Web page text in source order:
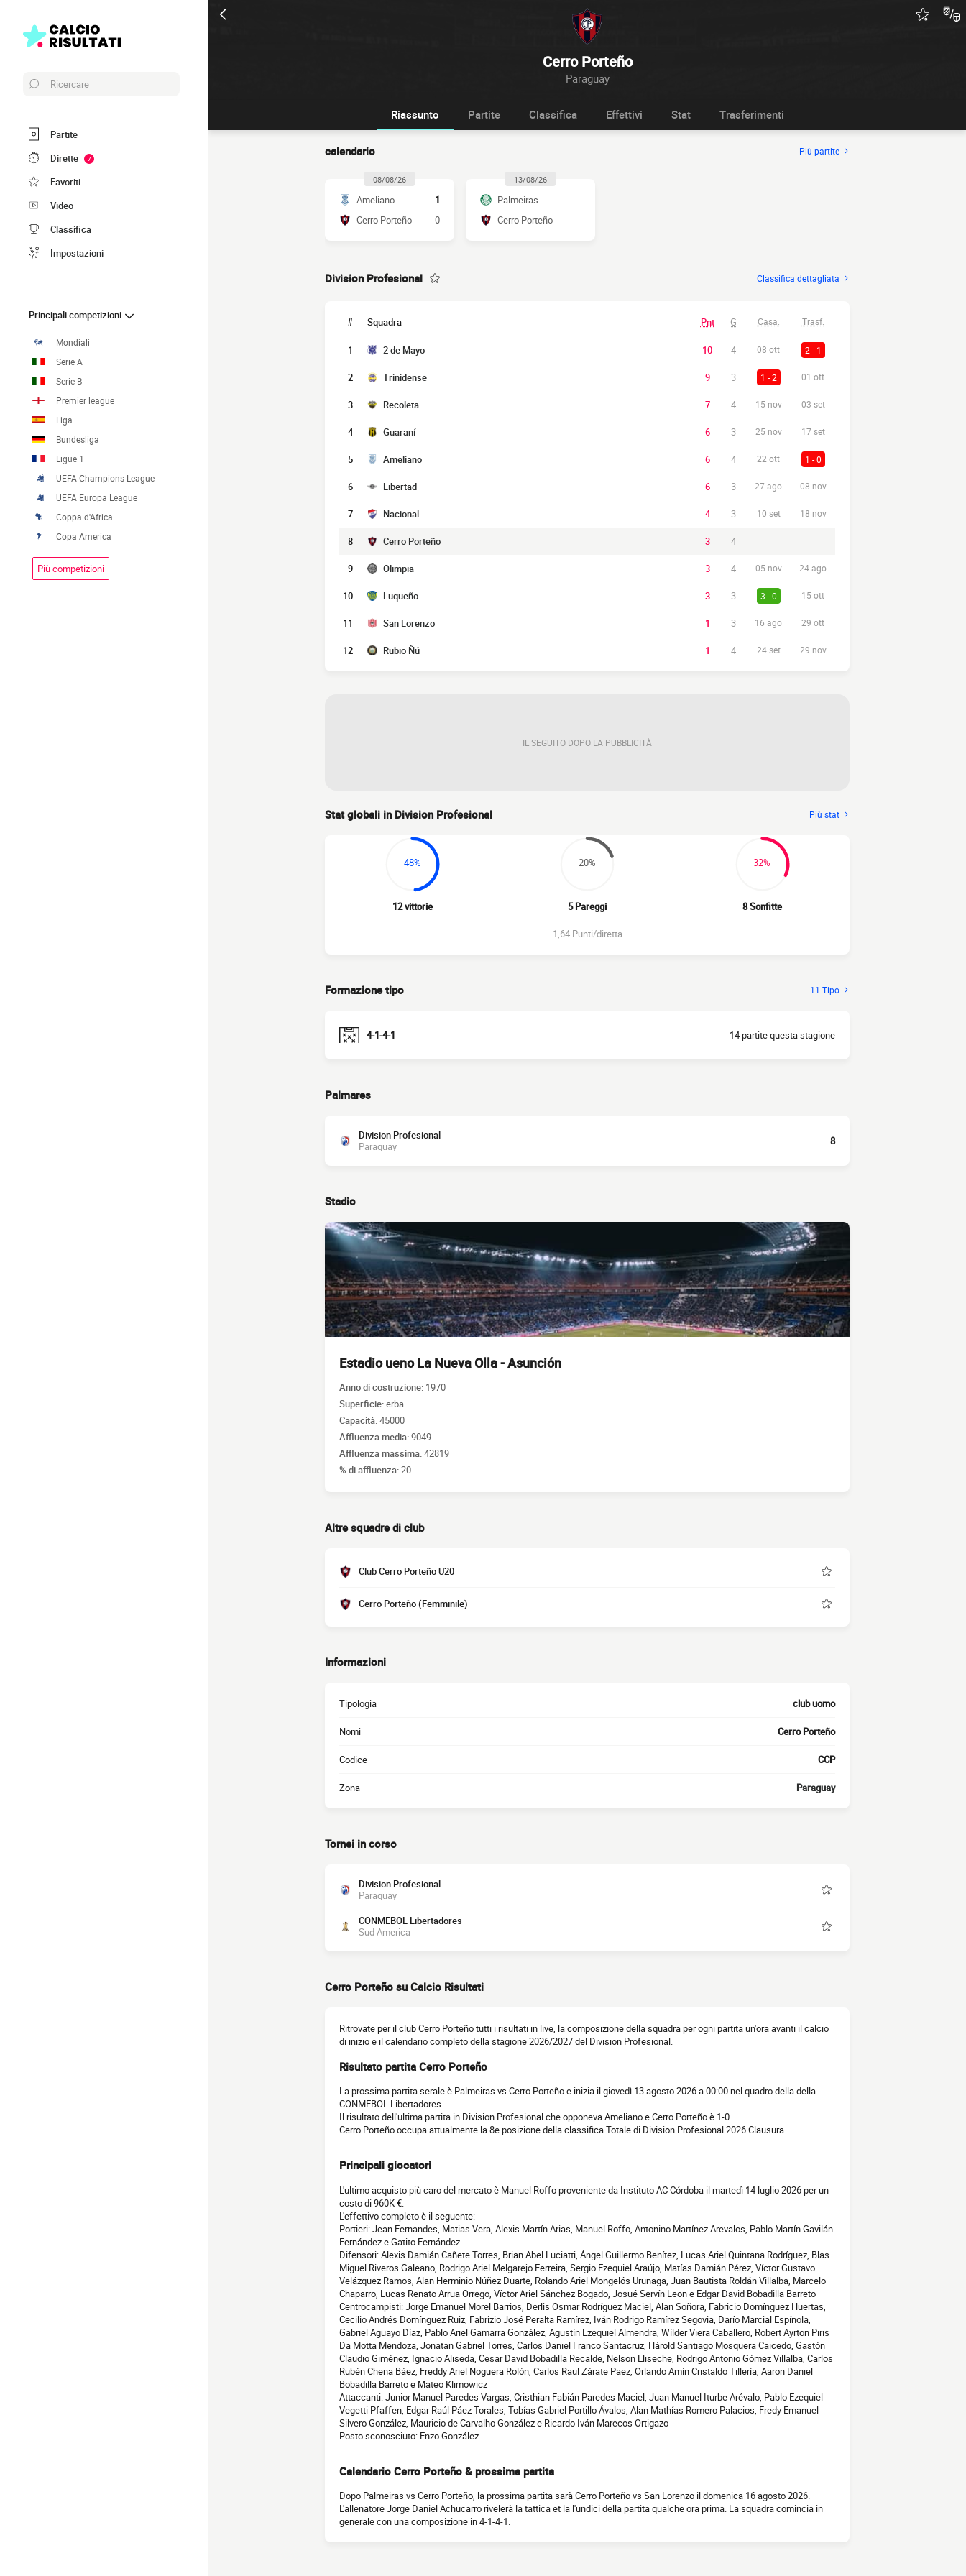
Cerro Porteño
Paraguay
Ricercare
Partite
Dirette
7
Favoriti
Video
Classifica
Impostazioni
Principali competizioni
Mondiali
Serie A
Serie B
Premier league
Liga
Bundesliga
Ligue 1
UEFA Champions League
UEFA Europa League
Coppa d'Africa
Copa America
Più competizioni
Riassunto Partite Classifica Effettivi Stat Trasferimenti
calendario Più partite
08/08/26
Ameliano
1
Cerro Porteño
0
13/08/26
Palmeiras
Cerro Porteño
Division Profesional Classifica dettagliata
# Squadra Pnt G Casa. Trasf.
1 2 de Mayo 10 4 08 ott 2 - 1
2 Trinidense 9 3 1 - 2 01 ott
3 Recoleta 7 4 15 nov 03 set
4 Guaraní 6 3 25 nov 17 set
5 Ameliano 6 4 22 ott 1 - 0
6 Libertad 6 3 27 ago 08 nov
7 Nacional 4 3 10 set 18 nov
8 Cerro Porteño 3 4
9 Olimpia 3 4 05 nov 24 ago
10 Luqueño 3 3 3 - 0 15 ott
11 San Lorenzo 1 3 16 ago 29 ott
12 Rubio Ñú 1 4 24 set 29 nov
IL SEGUITO DOPO LA PUBBLICITÀ
Stat globali in Division Profesional Più stat
48%
12 vittorie
20%
5 Pareggi
32%
8 Sonfitte
1,64 Punti/diretta
Formazione tipo 11 Tipo
4-1-4-1 14 partite questa stagione
Palmares
Division Profesional
Paraguay
8
Stadio
Estadio ueno La Nueva Olla - Asunción
Anno di costruzione: 1970
Superficie:erba
Capacità:45000
Affluenza media:9049
Affluenza massima:42819
% di affluenza:20
Altre squadre di club
Club Cerro Porteño U20
Cerro Porteño (Femminile)
Informazioni
Tipologia club uomo
Nomi Cerro Porteño
Codice CCP
Zona Paraguay
Tornei in corso
Division Profesional
Paraguay
CONMEBOL Libertadores
Sud America
Cerro Porteño su Calcio Risultati
Ritrovate per il club Cerro Porteño tutti i risultati in live, la composizione della squadra per ogni partita un'ora avanti il calcio
di inizio e il calendario completo della stagione 2026/2027 del Division Profesional.
Risultato partita Cerro Porteño
La prossima partita serale è Palmeiras vs Cerro Porteño e inizia il giovedì 13 agosto 2026 a 00:00 nel quadro della della
CONMEBOL Libertadores.
Il risultato dell'ultima partita in Division Profesional che opponeva Ameliano e Cerro Porteño è 1-0.
Cerro Porteño occupa attualmente la 8e posizione della classifica Totale di Division Profesional 2026 Clausura.
Principali giocatori
L'ultimo acquisto più caro del mercato è Manuel Roffo proveniente da Instituto AC Córdoba il martedì 14 luglio 2026 per un
costo di 960K €.
L'effettivo completo è il seguente:
Portieri: Jean Fernandes, Matias Vera, Alexis Martín Arias, Manuel Roffo, Antonino Martínez Arevalos, Pablo Martín Gavilán
Fernández e Gatito Fernández
Difensori: Alexis Damián Cañete Torres, Brian Abel Luciatti, Ángel Guillermo Benítez, Lucas Ariel Quintana Rodríguez, Blas
Miguel Riveros Galeano, Rodrigo Ariel Melgarejo Ferreira, Sergio Ezequiel Araújo, Matías Damián Pérez, Víctor Gustavo
Velázquez Ramos, Alan Herminio Núñez Duarte, Rolando Ariel Mongelós Urunaga, Juan Bautista Roldán Villalba, Marcelo
Chaparro, Lucas Renato Arrua Orrego, Víctor Ariel Sánchez Bogado, Josué Servín Leon e Edgar David Bobadilla Barreto
Centrocampisti: Jorge Emanuel Morel Barrios, Derlis Osmar Rodríguez Maciel, Alan Soñora, Fabricio Domínguez Huertas,
Cecilio Andrés Domínguez Ruiz, Fabrizio José Peralta Ramírez, Iván Rodrigo Ramírez Segovia, Darío Marcial Espínola,
Gabriel Aguayo Díaz, Pablo Ariel Gamarra González, Agustín Ezequiel Almendra, Wílder Viera Caballero, Robert Ayrton Piris
Da Motta Mendoza, Jonatan Gabriel Torres, Carlos Daniel Franco Santacruz, Hárold Santiago Mosquera Caicedo, Gastón
Claudio Giménez, Ignacio Aliseda, Cesar David Bobadilla Recalde, Nelson Eliseche, Rodrigo Antonio Gómez Villalba, Carlos
Rubén Chena Báez, Freddy Ariel Noguera Rolón, Carlos Raul Zárate Paez, Orlando Amín Cristaldo Tillería, Aaron Daniel
Bobadilla Barreto e Mateo Klimowicz
Attaccanti: Junior Manuel Paredes Vargas, Cristhian Fabián Paredes Maciel, Juan Manuel Iturbe Arévalo, Pablo Ezequiel
Vegetti Pfaffen, Edgar Raúl Páez Torales, Tobías Gabriel Portillo Ávalos, Alan Mathías Romero Palacios, Fredy Emanuel
Silvero González, Mauricio de Carvalho González e Ricardo Iván Marecos Ortigazo
Posto sconosciuto: Enzo González
Calendario Cerro Porteño & prossima partita
Dopo Palmeiras vs Cerro Porteño, la prossima partita sarà Cerro Porteño vs San Lorenzo il domenica 16 agosto 2026.
L'allenatore Jorge Daniel Achucarro rivelerà la tattica et la l'undici della partita qualche ora prima. La squadra comincia in
generale con una composizione in 4-1-4-1.